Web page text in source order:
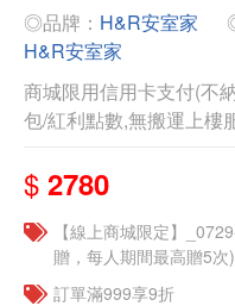
◎品牌： H&R安室家
H&R安室家
商城限用信用卡支付(不
包/紅利點數,無搬運上樓
$ 2780
【線上商城限定】
贈，每人期間最高贈5次)
訂單滿999享9折